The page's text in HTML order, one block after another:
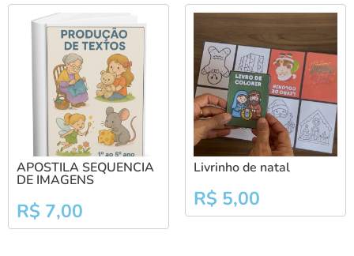
APOSTILA SEQUENCIA
DE IMAGENS
R$ 7,00
Livrinho de natal
R$ 5,00